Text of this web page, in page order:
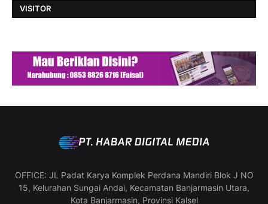
VISITOR
OFFICE: JL Padat Karya Komplek Perdana Mandiri Blok J NO
15, Kelurahan Sungai Andai, Kecamatan Banjarmasin Utara,
Kota Banjarmasin, Provinsi Kalsel